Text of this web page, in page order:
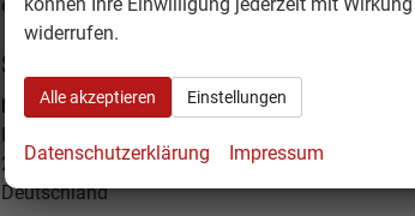
emotionales Elektroauto im kompakten Format
Standort Hamburg – Ihr
HamburgCars
Heselstücken 19
22453 Hamburg
Deutschland
widerrufen.
Alle akzeptieren Einstellungen
Datenschutzerklärung Impressum